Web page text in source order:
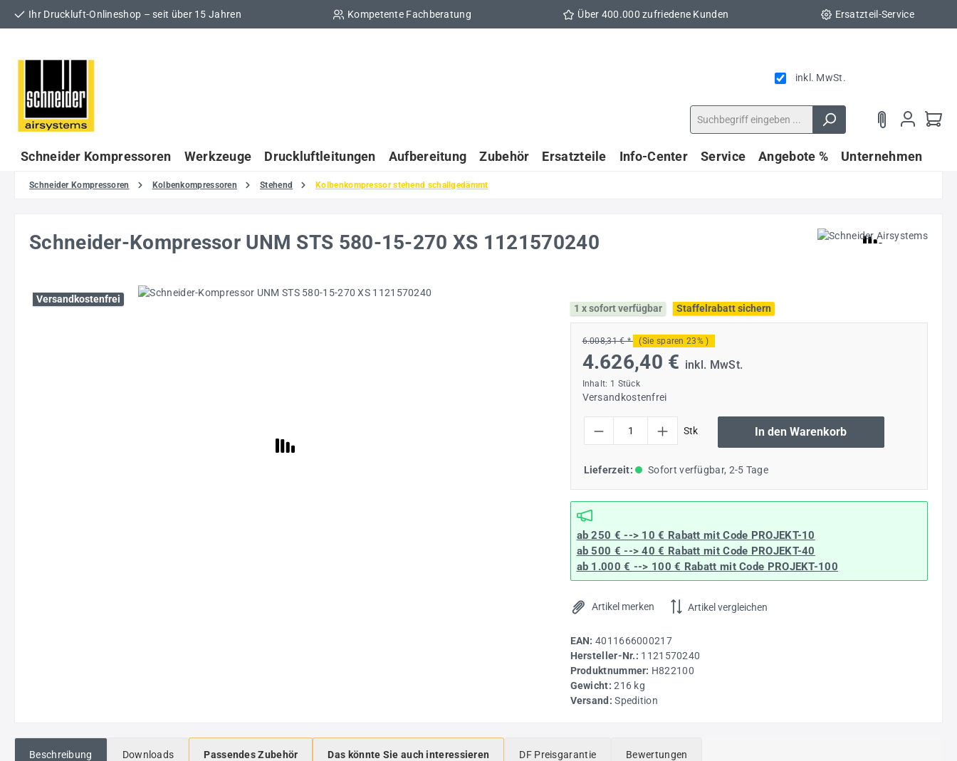
Hauptinhalt springen
Zur Suche springen
Zur Hauptnavigation springen
Ihr Druckluft-Onlineshop – seit über 15 Jahren Kompetente Fachberatung Über 400.000 zufriedene Kunden Ersatzteil-Service
inkl. MwSt.
Schneider Kompressoren Werkzeuge Druckluftleitungen Aufbereitung Zubehör Ersatzteile Info-Center Service Angebote % Unternehmen
Schneider Kompressoren Kolbenkompressoren Stehend Kolbenkompressor stehend schallgedämmt
Schneider-Kompressor UNM STS 580-15-270 XS 1121570240
Bildergalerie überspringen
Versandkostenfrei
1 x sofort verfügbar
Staffelrabatt sichern
6.008,31 € * (Sie sparen 23% )
4.626,40 € inkl. MwSt.
Inhalt: 1 Stück
Versandkostenfrei
Stk In den Warenkorb
Lieferzeit: Sofort verfügbar, 2-5 Tage
ab 250 € --> 10 € Rabatt mit Code PROJEKT-10
ab 500 € --> 40 € Rabattmit Code PROJEKT-40
ab 1.000 € --> 100 € Rabatt mit Code PROJEKT-100
Artikel merken Artikel vergleichen
EAN: 4011666000217
Hersteller-Nr.: 1121570240
Produktnummer: H822100
Gewicht:216 kg
Versand:Spedition
Beschreibung Downloads Passendes Zubehör Das könnte Sie auch interessieren DF Preisgarantie Bewertungen